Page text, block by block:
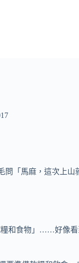
「馬麻，這次上
和食物」……好像